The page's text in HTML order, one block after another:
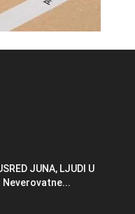
JUNA, LJUDI U
Neverovatne...